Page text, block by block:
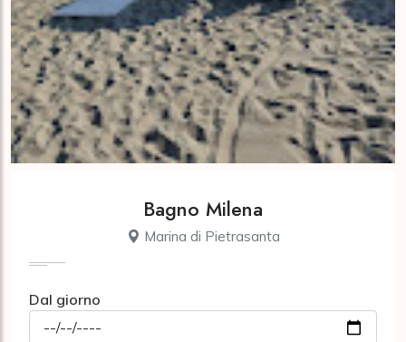
Bagno Milena
Marina di Pietrasanta
Dal giorno